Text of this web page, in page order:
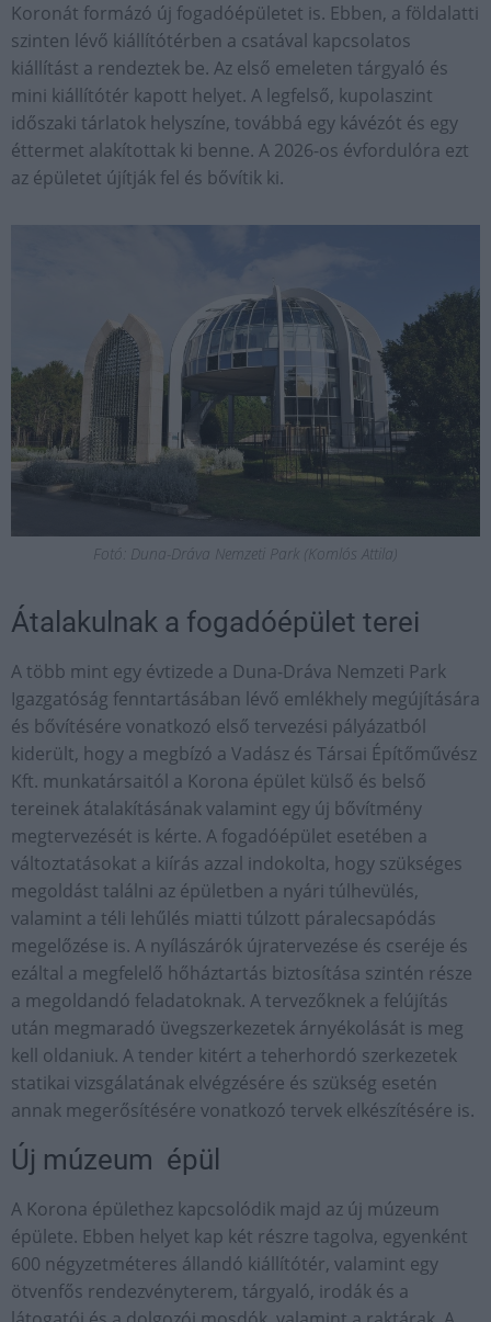
Koronát formázó új fogadóépületet is. Ebben, a földalatti
szinten lévő kiállítótérben a csatával kapcsolatos
kiállítást a rendeztek be. Az első emeleten tárgyaló és
mini kiállítótér kapott helyet. A legfelső, kupolaszint
időszaki tárlatok helyszíne, továbbá egy kávézót és egy
éttermet alakítottak ki benne. A 2026-os évfordulóra ezt
az épületet újítják fel és bővítik ki.
Fotó: Duna-Dráva Nemzeti Park (Komlós Attila)
Átalakulnak a fogadóépület terei
A több mint egy évtizede a Duna-Dráva Nemzeti Park
Igazgatóság fenntartásában lévő emlékhely megújítására
és bővítésére vonatkozó első tervezési pályázatból
kiderült, hogy a megbízó a Vadász és Társai Építőművész
Kft. munkatársaitól a Korona épület külső és belső
tereinek átalakításának valamint egy új bővítmény
megtervezését is kérte. A fogadóépület esetében a
változtatásokat a kiírás azzal indokolta, hogy szükséges
megoldást találni az épületben a nyári túlhevülés,
valamint a téli lehűlés miatti túlzott páralecsapódás
megelőzése is. A nyílászárók újratervezése és cseréje és
ezáltal a megfelelő hőháztartás biztosítása szintén része
a megoldandó feladatoknak. A tervezőknek a felújítás
után megmaradó üvegszerkezetek árnyékolását is meg
kell oldaniuk. A tender kitért a teherhordó szerkezetek
statikai vizsgálatának elvégzésére és szükség esetén
annak megerősítésére vonatkozó tervek elkészítésére is.
Új múzeum épül
A Korona épülethez kapcsolódik majd az új múzeum
épülete. Ebben helyet kap két részre tagolva, egyenként
600 négyzetméteres állandó kiállítótér, valamint egy
ötvenfős rendezvényterem, tárgyaló, irodák és a